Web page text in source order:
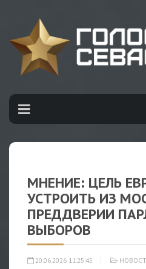
МНЕНИЕ: ЦЕЛЬ
УСТРОИТЬ ИЗ
ПРЕДДВЕРИИ
ВЫБОРОВ
20.06.2026 11:25:45